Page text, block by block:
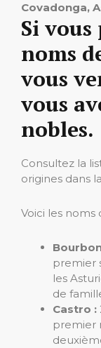
Covadonga,
Si
noms
vous
vous
nobles.
Consultez la
origines dans
Voici les noms
premier
les
de
Castro :
premier